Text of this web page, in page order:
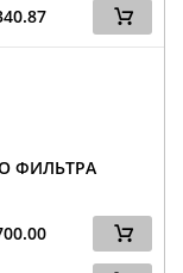
ФИЛЬТРА